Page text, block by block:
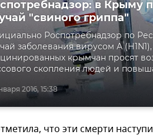
2016, 15:38
в Крыму
"свиного гриппа"
Роспотребнадзор по
заболевания вирусом А
крымчан просят
скопления людей и
что эти смерти